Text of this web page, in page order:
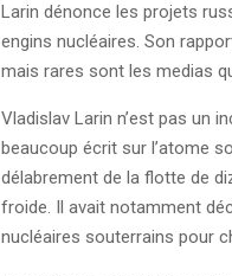
Larin dénonce les projets
engins nucléaires. Son
mais rares sont les medias
Vladislav Larin n’est pas un
beaucoup écrit sur l’atome
délabrement de la flotte de
froide. Il avait notamment
nucléaires souterrains pour